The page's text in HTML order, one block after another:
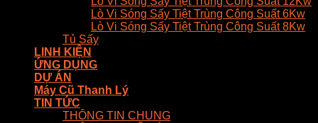
Lò Vi Sóng Sấy Tiệt Trùng Công Suất 6Kw
Lò Vi Sóng Sấy Tiệt Trùng Công Suất 8Kw
Tủ Sấy
LINH KIỆN
ỨNG DỤNG
DỰ ÁN
Máy Cũ Thanh Lý
TIN TỨC
THÔNG TIN CHUNG